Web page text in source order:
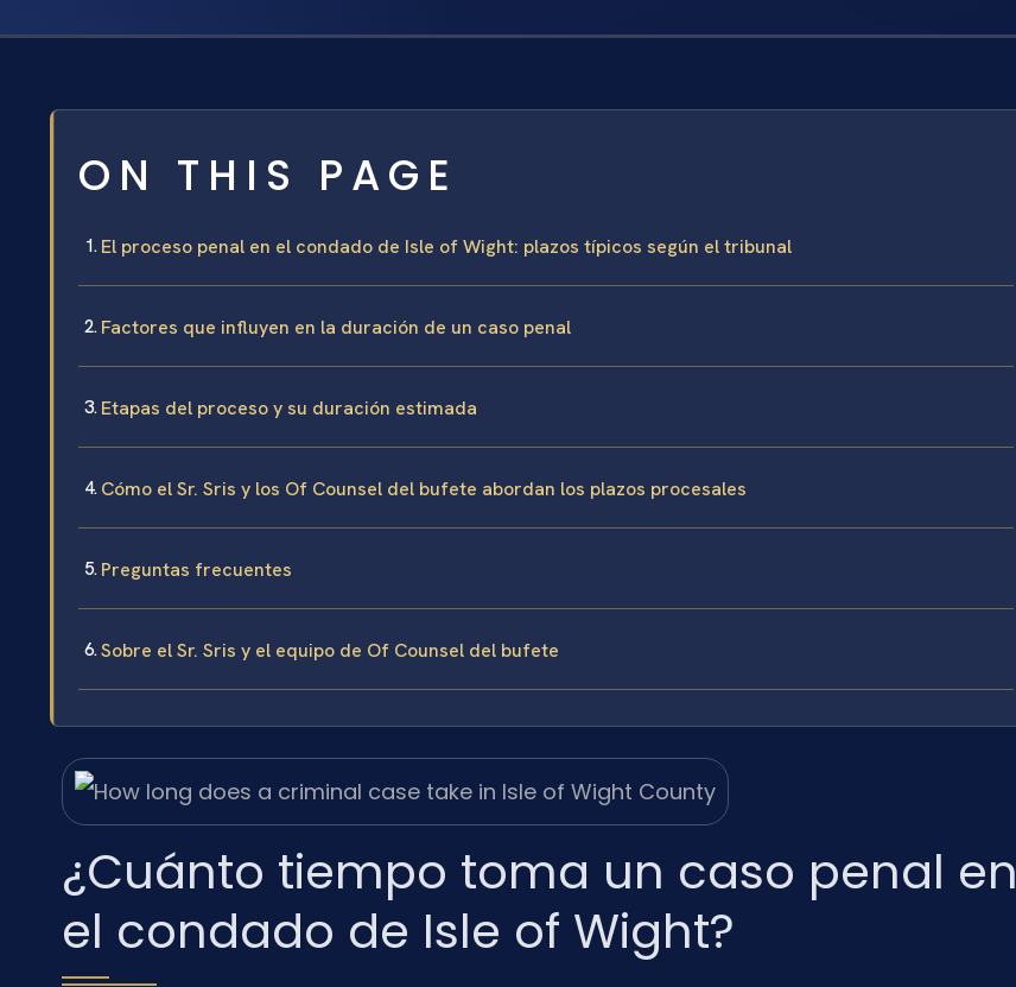
ON THIS PAGE
El proceso penal en el condado de Isle of Wight: plazos típicos según el tribunal
Factores que influyen en la duración de un caso penal
Etapas del proceso y su duración estimada
Cómo el Sr. Sris y los Of Counsel del bufete abordan los plazos procesales
Preguntas frecuentes
Sobre el Sr. Sris y el equipo de Of Counsel del bufete
¿Cuánto tiempo toma un caso penal en
el condado de Isle of Wight?